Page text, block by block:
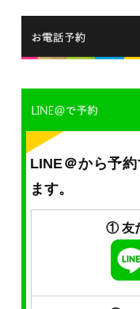
LINE＠から予
ます。
① 友